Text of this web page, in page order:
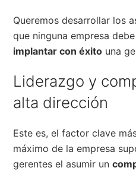
Queremos desarrollar los
que ninguna empresa
implantar con éxito una
Liderazgo y
alta dirección
Este es, el factor clave
máximo de la empresa
gerentes el asumir un